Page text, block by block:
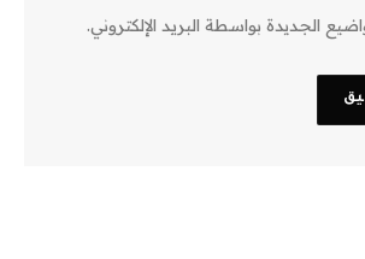
الجديدة بواسطة البريد الإلكتروني.